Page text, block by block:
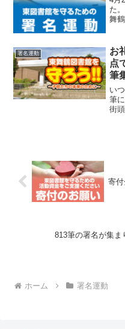
た
舞
し
署名運動
お
点
筆
い
筆
街
寄
813筆の署名が集ま
ホーム 署名運動